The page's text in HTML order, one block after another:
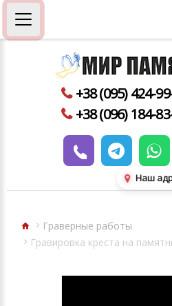
Наш
+38 (095) 424-
+38 (096) 184-
Граверные работы
Гравировка креста на